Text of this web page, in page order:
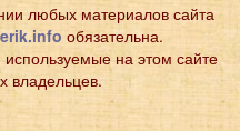
любых материалов сайта
обязательна.
на этом сайте
владельцев.